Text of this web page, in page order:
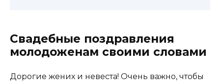
Свадебные поздравления
молодоженам своими словами
Дорогие жених и невеста! Очень важно, чтобы